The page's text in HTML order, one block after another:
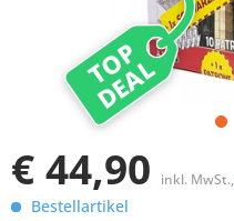
TOP
DEAL
€ 44,90 inkl. MwSt.,
Bestellartikel